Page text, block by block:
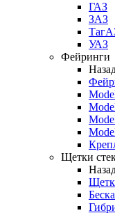
ГАЗ
ЗАЗ
УАЗ
Фейринги
Щетки